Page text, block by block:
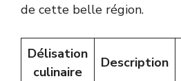
de cette belle région.
Délisation
culinaire
Description